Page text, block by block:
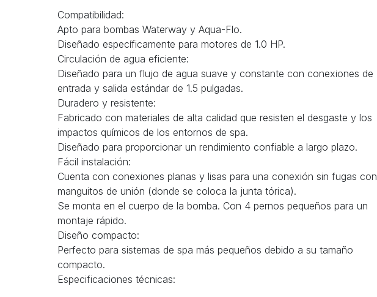
Compatibilidad:
Apto para bombas Waterway y Aqua-Flo.
Diseñado específicamente para motores de 1.0 HP.
Circulación de agua eficiente:
Diseñado para un flujo de agua suave y constante con conexiones de
entrada y salida estándar de 1.5 pulgadas.
Duradero y resistente:
Fabricado con materiales de alta calidad que resisten el desgaste y los
impactos químicos de los entornos de spa.
Diseñado para proporcionar un rendimiento confiable a largo plazo.
Fácil instalación:
Cuenta con conexiones planas y lisas para una conexión sin fugas con
manguitos de unión (donde se coloca la junta tórica).
Se monta en el cuerpo de la bomba. Con 4 pernos pequeños para un
montaje rápido.
Diseño compacto:
Perfecto para sistemas de spa más pequeños debido a su tamaño
compacto.
Especificaciones técnicas: